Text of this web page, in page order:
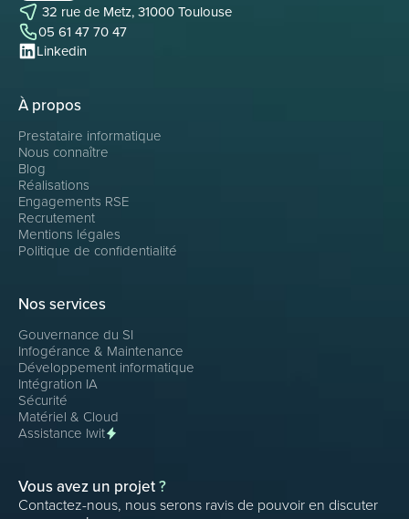
32 rue de Metz, 31000 Toulouse
05 61 47 70 47
Linkedin
À propos
Prestataire informatique
Nous connaître
Blog
Réalisations
Engagements RSE
Recrutement
Mentions légales
Politique de confidentialité
Nos services
Gouvernance du SI
Infogérance & Maintenance
Développement informatique
Intégration IA
Sécurité
Matériel & Cloud
Assistance Iwit
Vous avez un projet?
Contactez-nous, nous serons ravis de pouvoir en discuter